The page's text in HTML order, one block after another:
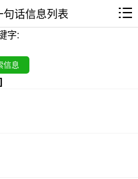
话信息列表
字:
]